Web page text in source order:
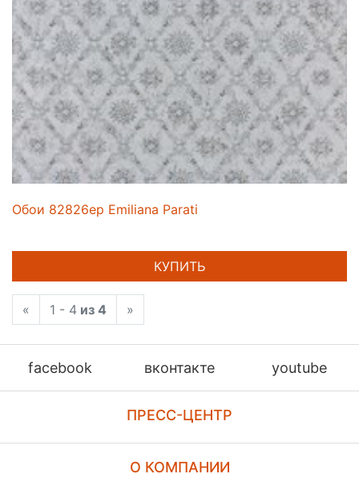
Обои 82826ep Emiliana Parati
КУПИТЬ
« 1 - 4 из 4 »
facebook вконтакте youtube
ПРЕСС-ЦЕНТР
О КОМПАНИИ